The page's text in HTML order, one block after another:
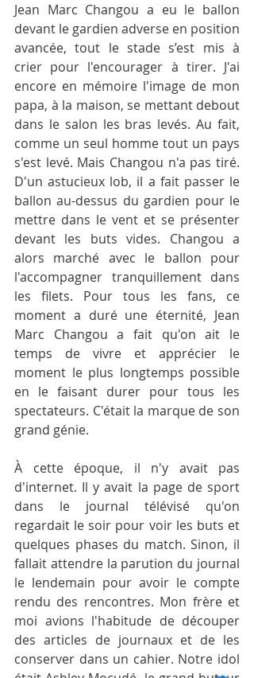
Jean Marc Changou a eu le ballon
devant le gardien adverse en position
avancée, tout le stade s’est mis à
crier pour l'encourager à tirer. J'ai
encore en mémoire l'image de mon
papa, à la maison, se mettant debout
dans le salon les bras levés. Au fait,
comme un seul homme tout un pays
s'est levé. Mais Changou n'a pas tiré.
D'un astucieux lob, il a fait passer le
ballon au-dessus du gardien pour le
mettre dans le vent et se présenter
devant les buts vides. Changou a
alors marché avec le ballon pour
l'accompagner tranquillement dans
les filets. Pour tous les fans, ce
moment a duré une éternité, Jean
Marc Changou a fait qu'on ait le
temps de vivre et apprécier le
moment le plus longtemps possible
en le faisant durer pour tous les
spectateurs. C'était la marque de son
grand génie.
À cette époque, il n'y avait pas
d'internet. Il y avait la page de sport
dans le journal télévisé qu'on
regardait le soir pour voir les buts et
quelques phases du match. Sinon, il
fallait attendre la parution du journal
le lendemain pour avoir le compte
rendu des rencontres. Mon frère et
moi avions l'habitude de découper
des articles de journaux et de les
conserver dans un cahier. Notre idol